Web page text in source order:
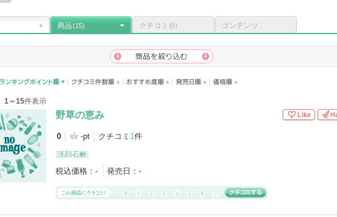
商品(15) クチコミ (0) コンテンツ
1～15件表示
野草の恵み
0 -pt クチコミ 1件
[洗顔石鹸]
税込価格： - 発売日： -
Like